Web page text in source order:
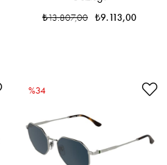
₺9.113,00
₺13.807,00
%34